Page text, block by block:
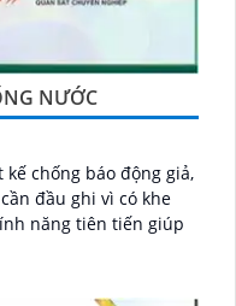
NƯỚC
kế chống báo động giả,